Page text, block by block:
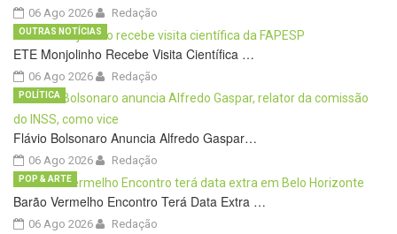
06 Ago 2026 Redação
ETE Monjolinho Recebe Visita Científica …
06 Ago 2026
OUTRAS NOTÍCIAS
Redação
Flávio Bolsonaro Anuncia Alfredo Gaspar…
06 Ago 2026
POLÍTICA
Redação
Barão Vermelho Encontro Terá Data Extra …
06 Ago 2026
POP & ARTE
Redação